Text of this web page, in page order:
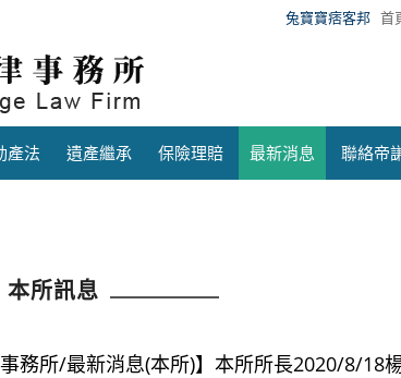
兔寶寶痞客邦 首
產法 遺產繼承 保險理賠 最新消息 聯絡帝
本所訊息
務所/最新消息(本所)】本所所長2020/8/18